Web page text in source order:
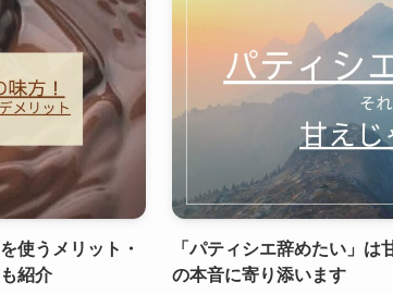
使うメリット・
紹介
「パティシエ辞めたい」
の本音に寄り添います